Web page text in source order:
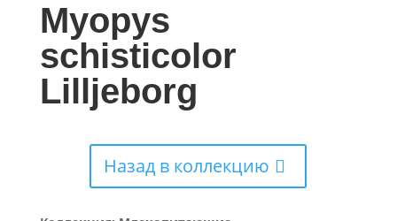
Myopys
schisticolor
Lilljeborg
Назад в коллекцию